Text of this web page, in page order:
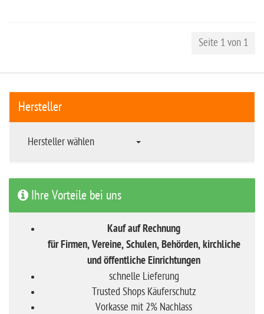
Seite 1 von 1
Hersteller
Hersteller wählen
Ihre Vorteile bei uns
Kauf auf Rechnung
für Firmen, Vereine, Schulen, Behörden, kirchliche
und öffentliche Einrichtungen
schnelle Lieferung
Trusted Shops Käuferschutz
Vorkasse mit 2% Nachlass